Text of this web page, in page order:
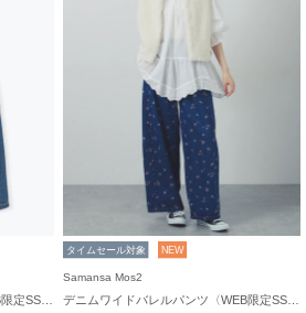
タイムセール対象 NEW
Samansa Mos2